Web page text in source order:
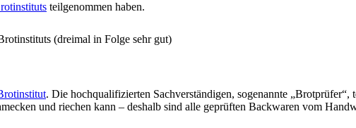
teilgenommen haben.
(dreimal in Folge sehr gut)
. Die hochqualifizierten Sachverständigen, sogenannte
und riechen kann – deshalb sind alle geprüften Backwaren vom